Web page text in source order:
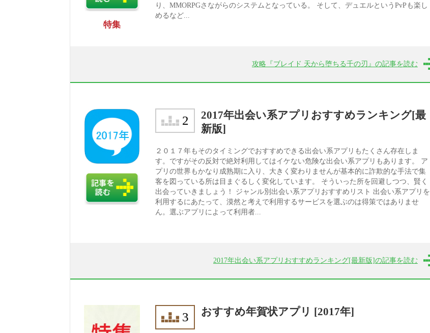
り、MMORPGさながらのシステムとなっている。 そして、デュエルというPvPも楽し
めるなど...
特集
攻略『ブレイド 天から堕ちる千の刃』の記事を読む
2017年出会い系アプリおすすめランキング[最
新版]
2
２０１７年もそのタイミングでおすすめできる出会い系アプリもたくさん存在しま
す。ですがその反対で絶対利用してはイケない危険な出会い系アプリもあります。 ア
プリの世界もかなり成熟期に入り、大きく変わりませんが基本的に詐欺的な手法で集
客を図っている所は目まぐるしく変化しています。 そういった所を回避しつつ、賢く
出会っていきましょう！ ジャンル別出会い系アプリおすすめリスト 出会い系アプリを
利用するにあたって、漠然と考えで利用するサービスを選ぶのは得策ではありませ
ん。選ぶアプリによって利用者...
2017年出会い系アプリおすすめランキング[最新版]の記事を読む
おすすめ年賀状アプリ [2017年]
3